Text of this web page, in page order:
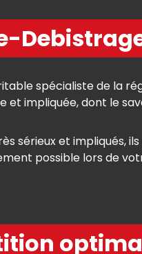
spécialiste de la
et impliquée, dont le
sérieux et impliqués,
possible lors de